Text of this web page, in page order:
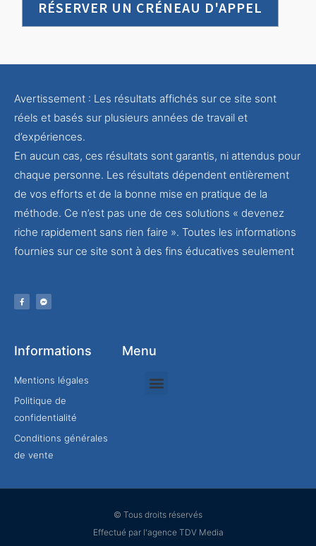
RÉSERVER UN CRÉNEAU D'APPEL
Avertissement : Les résultats affichés sur ce site sont
réels et basés sur plusieurs années de travail et
d’expériences.
En aucun cas, ces résultats sont garantis, ni attendus pour
chaque personne. Les résultats dépendent entièrement
de vos efforts et de la bonne mise en pratique de la
méthode. Ce n’est pas une de ces solutions « devenez
riche rapidement sans rien faire ». Toutes les informations
fournies sur ce site sont à des fins éducatives seulement
Informations
Mentions légales
Politique de
confidentialité
Conditions générales
de vente
Menu
© Tous droits réservés
Effectué par l'agence TDV Media